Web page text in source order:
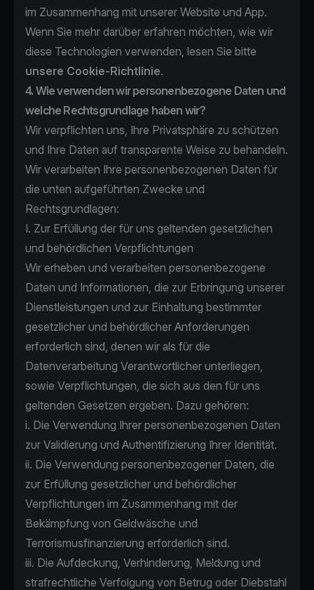
im Zusammenhang mit unserer Website und App.
Wenn Sie mehr darüber erfahren möchten, wie wir
diese Technologien verwenden, lesen Sie bitte
unsere Cookie-Richtlinie.
4. Wie verwenden wir personenbezogene Daten und
welche Rechtsgrundlage haben wir?
Wir verpflichten uns, Ihre Privatsphäre zu schützen
und Ihre Daten auf transparente Weise zu behandeln.
Wir verarbeiten Ihre personenbezogenen Daten für
die unten aufgeführten Zwecke und
Rechtsgrundlagen:
I. Zur Erfüllung der für uns geltenden gesetzlichen
und behördlichen Verpflichtungen
Wir erheben und verarbeiten personenbezogene
Daten und Informationen, die zur Erbringung unserer
Dienstleistungen und zur Einhaltung bestimmter
gesetzlicher und behördlicher Anforderungen
erforderlich sind, denen wir als für die
Datenverarbeitung Verantwortlicher unterliegen,
sowie Verpflichtungen, die sich aus den für uns
geltenden Gesetzen ergeben. Dazu gehören:
i. Die Verwendung Ihrer personenbezogenen Daten
zur Validierung und Authentifizierung Ihrer Identität.
ii. Die Verwendung personenbezogener Daten, die
zur Erfüllung gesetzlicher und behördlicher
Verpflichtungen im Zusammenhang mit der
Bekämpfung von Geldwäsche und
Terrorismusfinanzierung erforderlich sind.
iii. Die Aufdeckung, Verhinderung, Meldung und
strafrechtliche Verfolgung von Betrug oder Diebstahl